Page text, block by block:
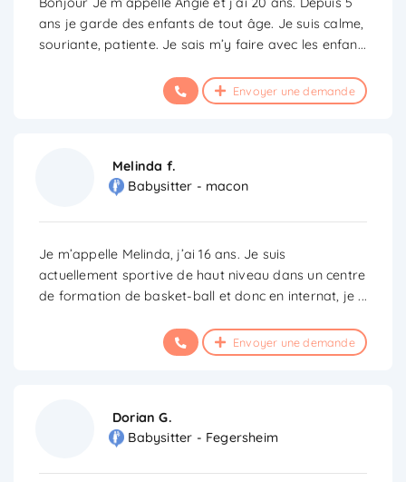
ans je garde des enfants de tout âge. Je suis calme,
souriante, patiente. Je sais m’y faire avec les enfan...
Envoyer une demande
Melinda f.
Babysitter - macon
Je m’appelle Melinda, j’ai 16 ans. Je suis
actuellement sportive de haut niveau dans un centre
de formation de basket-ball et donc en internat, je ...
Envoyer une demande
Dorian G.
Babysitter - Fegersheim